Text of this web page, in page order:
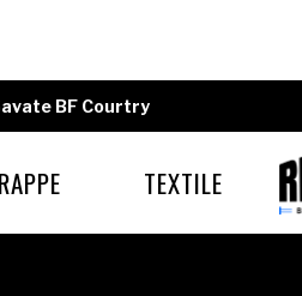
BF Courtry
TEXTILE